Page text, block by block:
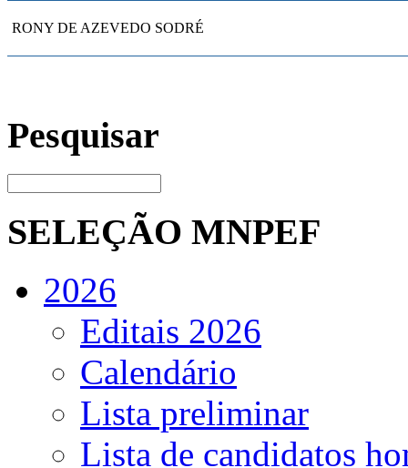
RONY DE AZEVEDO SODRÉ
Pesquisar
SELEÇÃO MNPEF
2026
Editais 2026
Calendário
Lista preliminar
Lista de candidatos